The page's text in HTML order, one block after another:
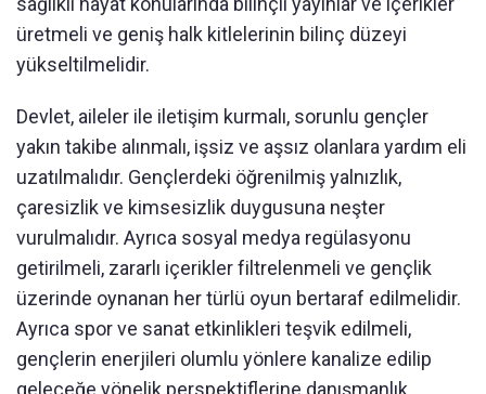
üretmeli ve geniş halk kitlelerinin bilinç düzeyi
yükseltilmelidir.
Devlet, aileler ile iletişim kurmalı, sorunlu gençler
yakın takibe alınmalı, işsiz ve aşsız olanlara yardım eli
uzatılmalıdır. Gençlerdeki öğrenilmiş yalnızlık,
çaresizlik ve kimsesizlik duygusuna neşter
vurulmalıdır. Ayrıca sosyal medya regülasyonu
getirilmeli, zararlı içerikler filtrelenmeli ve gençlik
üzerinde oynanan her türlü oyun bertaraf edilmelidir.
Ayrıca spor ve sanat etkinlikleri teşvik edilmeli,
gençlerin enerjileri olumlu yönlere kanalize edilip
geleceğe yönelik perspektiflerine danışmanlık